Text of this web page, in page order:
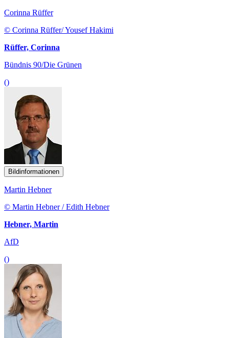
Corinna Rüffer
© Corinna Rüffer/ Yousef Hakimi
Rüffer, Corinna
Bündnis 90/Die Grünen
()
Bildinformationen
Martin Hebner
© Martin Hebner / Edith Hebner
Hebner, Martin
AfD
()